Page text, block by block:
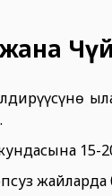
жана
15-
жайларда